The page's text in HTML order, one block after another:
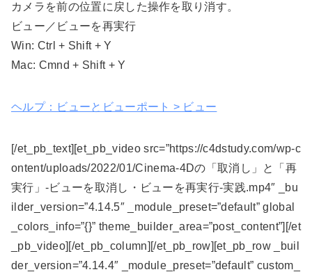
カメラを前の位置に戻した操作を取り消す。
ビュー／ビューを再実行
Win: Ctrl + Shift + Y
Mac: Cmnd + Shift + Y
ヘルプ：ビューとビューポート > ビュー
[/et_pb_text][et_pb_video src=”https://c4dstudy.com/wp-c
ontent/uploads/2022/01/Cinema-4Dの「取消し」と「再
実行」-ビューを取消し・ビューを再実行-実践.mp4″ _bu
ilder_version=”4.14.5″ _module_preset=”default” global
_colors_info=”{}” theme_builder_area=”post_content”][/et
_pb_video][/et_pb_column][/et_pb_row][et_pb_row _buil
der_version=”4.14.4″ _module_preset=”default” custom_